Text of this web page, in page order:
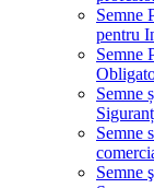
Semne
pentru
Semne
Semne
Semne
Semne